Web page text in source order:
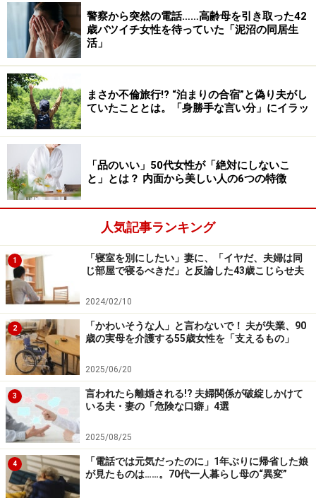
娘は「怒らせちゃった」と肩をすくめていたが、「お母
さん、やっぱりちょっと変だよね。ああいう人じゃなか
った気がする」とつぶやいた。
更年期かもしれないから、お父さん、話を聞いてあげて
と娘に言われてサトルさんは困惑したという。
「だまされた」と突然言い出した妻
更年期なんじゃないのと直接は言えない。そこでサトル
さんは様子を見ながら、「調子はどう？」と妻に問い掛
けてみた。「なにが？」と妻は不機嫌そうに言う。
「いや、あんまり元気じゃないのかなと思って。娘も心
配してたからさと言うと、『変わりないわよ』と。妻は
数日前に友達と飲み会をして楽しかったはずなのに、そ
ういう楽しさは持続しないみたいで。一応、心をこめて
『お互いに元気でいような』と言ったら、妻は小さくう
なずいていましたが、僕としてはせっかく優しい言葉を
かけたのになあとちょっと不満でした」
数日後、二人で夕食をとっていると、妻が突然、「やっ
ぱり私、損したよね。だまされたんだよね」と言いだし
た。
8年ほど前、妻の両親が立て続けに亡くなった。妻はシ
ョックのあまり体調を崩して入院したほどだった。サト
警察から突然の電話……高齢母を引き取った42
歳バツイチ女性を待っていた「泥沼の同居生
活」
まさか不倫旅行!? “泊まりの合宿”と偽り夫がし
ていたこととは。「身勝手な言い分」にイラッ
「品のいい」50代女性が「絶対にしないこ
と」とは？ 内面から美しい人の6つの特徴
人気記事ランキング
1
「寝室を別にしたい」妻に、「イヤだ、夫婦は同
じ部屋で寝るべきだ」と反論した43歳こじらせ夫
2024/02/10
2
「かわいそうな人」と言わないで！ 夫が失業、90
歳の実母を介護する55歳女性を「支えるもの」
2025/06/20
3
言われたら離婚される!? 夫婦関係が破綻しかけて
いる夫・妻の「危険な口癖」4選
2025/08/25
4
「電話では元気だったのに」1年ぶりに帰省した娘
が見たものは……。70代一人暮らし母の“異変”